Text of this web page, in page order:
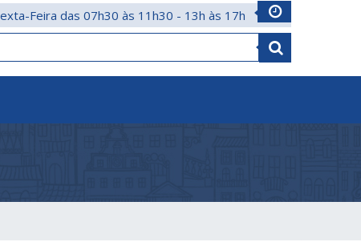
Feira das 07h30 às 11h30 - 13h às 17h